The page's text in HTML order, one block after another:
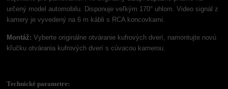
určený model automobilu. Disponuje veľkým 170° uhlom. Video signál z
kamery je vyvedený na 6 m kábli s RCA koncovkami.
Montáž: Vyberte originálne otváranie kufrových dverí, namontujte novú
kľučku otvárania kufrových dverí s cúvacou kamerou.
Technické parametre: